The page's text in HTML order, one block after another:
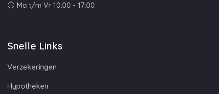
Ma t/m Vr 10:00 - 17:00
Snelle Links
Verzekeringen
Hypotheken